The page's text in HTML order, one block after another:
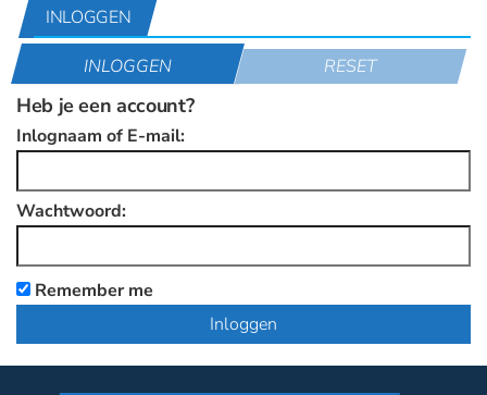
INLOGGEN
INLOGGEN RESET
Heb je een account?
Inlognaam of E-mail:
Wachtwoord:
Remember me